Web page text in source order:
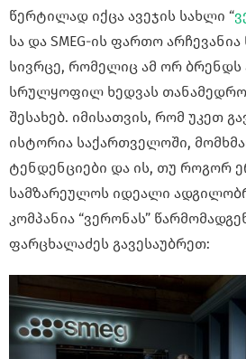
წერტილად იქცა ავეჯის სახლი “
სა და SMEG-ის ფართო
სივრცე, რომელიც ამ ორ ბრენდს
სრულყოფილ ხედვას
შესახებ. იმისათვის, რომ უკეთ
ისტორია საქართველოში,
ტენდენციები და ის, თუ როგორ
სამზარეულოს იდეალი
კომპანია “ვერონას”
ფარცხალაძეს გავესაუბრეთ: